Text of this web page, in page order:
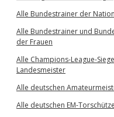
Alle Bundestrainer der
Alle Bundestrainer und
der Frauen
Alle Champions-League-
Landesmeister
Alle deutschen
Alle deutschen EM-